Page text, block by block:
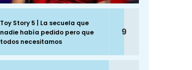
Toy Story 5 | La secuela que
nadie había pedido pero que
todos necesitamos
9